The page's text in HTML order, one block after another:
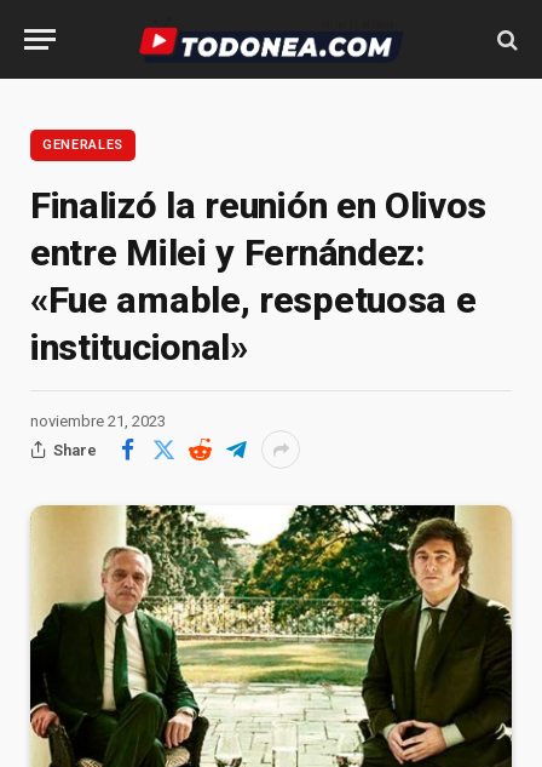
GENERALES
Finalizó la reunión en Olivos
entre Milei y Fernández:
«Fue amable, respetuosa e
institucional»
noviembre 21, 2023
Share